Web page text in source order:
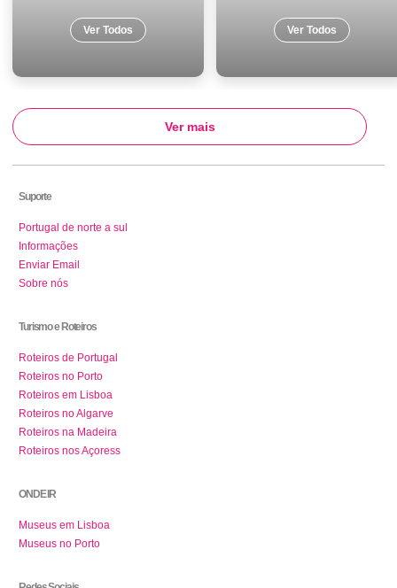
Ver Todos Ver Todos
Ver mais
Suporte
Portugal de norte a sul
Informações
Enviar Email
Sobre nós
Turismo e Roteiros
Roteiros de Portugal
Roteiros no Porto
Roteiros em Lisboa
Roteiros no Algarve
Roteiros na Madeira
Roteiros nos Açoress
ONDE IR
Museus em Lisboa
Museus no Porto